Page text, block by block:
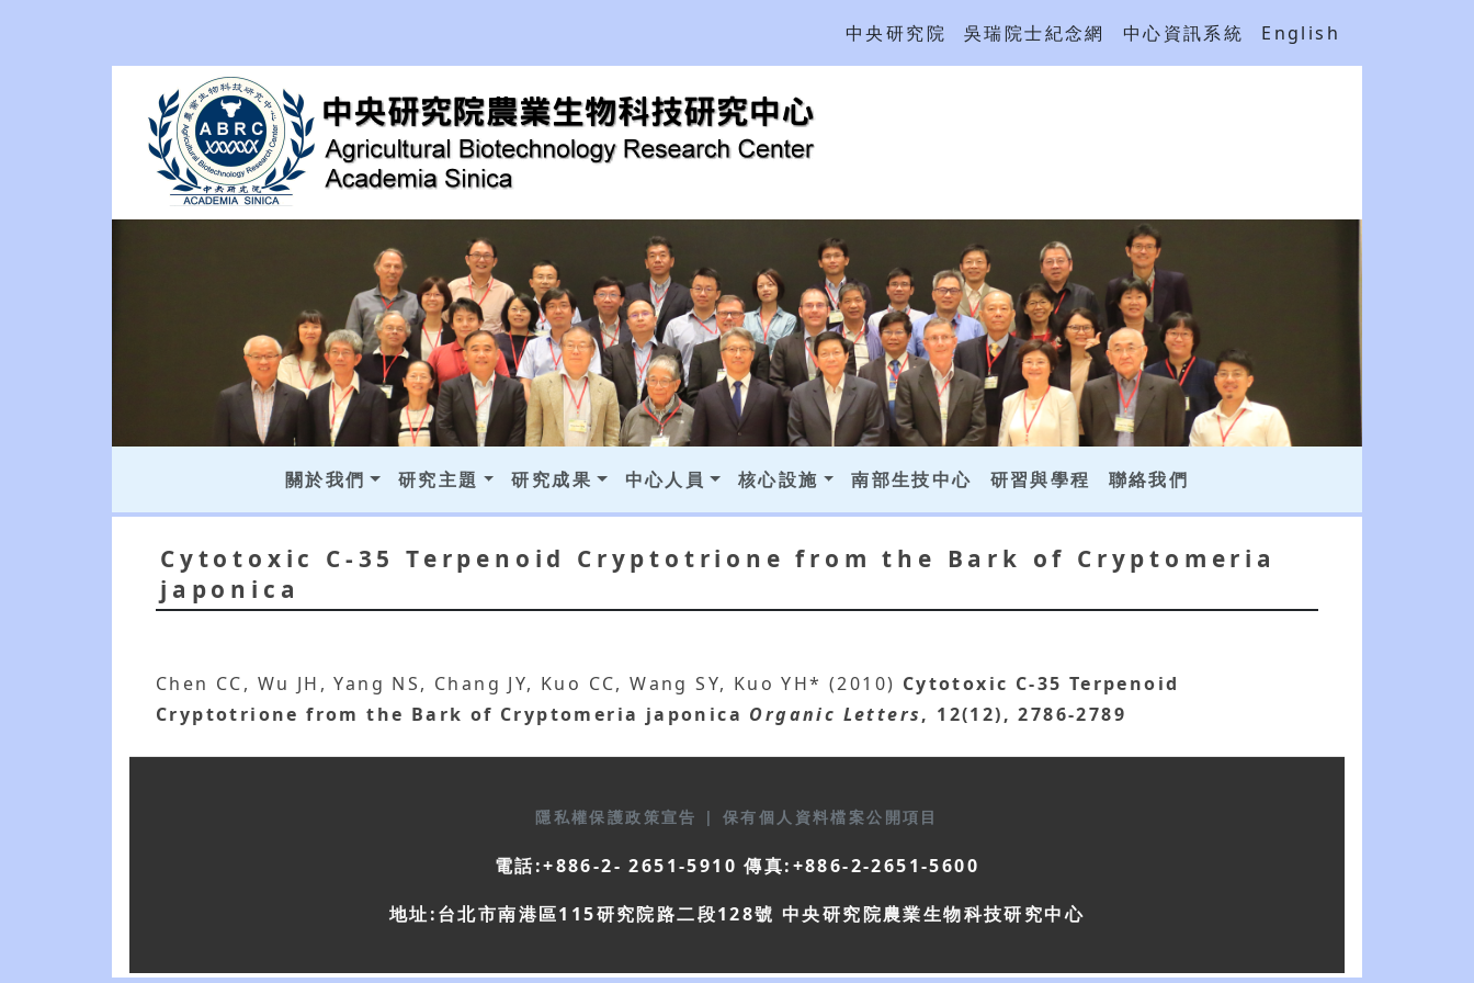
中央研究院 吳瑞院士紀念網 中心資訊系統 English
關於我們 研究主題 研究成果 中心人員 核心設施 南部生技中心 研習與學程 聯絡我們
Cytotoxic C-35 Terpenoid Cryptotrione from the Bark of Cryptomeria
japonica
Chen CC, Wu JH, Yang NS, Chang JY, Kuo CC, Wang SY, Kuo YH* (2010) Cytotoxic C-35 Terpenoid
Cryptotrione from the Bark of Cryptomeria japonica Organic Letters, 12(12), 2786-2789
隱私權保護政策宣告 | 保有個人資料檔案公開項目
電話:+886-2- 2651-5910 傳真:+886-2-2651-5600
地址:台北市南港區115研究院路二段128號 中央研究院農業生物科技研究中心